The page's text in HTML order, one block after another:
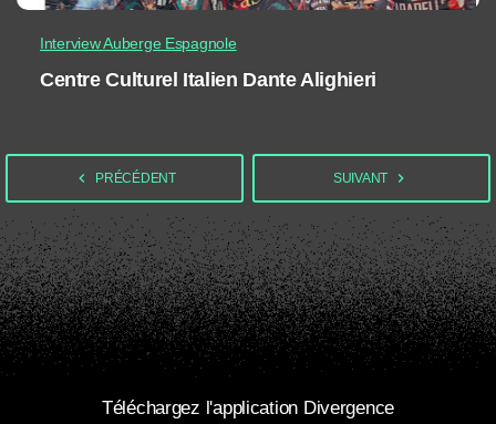
Interview Auberge Espagnole
Centre Culturel Italien Dante Alighieri
navigate_before PRÉCÉDENT SUIVANT navigate_next
Téléchargez l'application Divergence